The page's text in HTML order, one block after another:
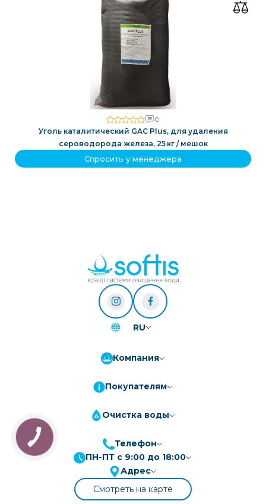
0
Уголь каталитический GAC Plus, для удаления
сероводорода железа, 25 кг / мешок
Спросить у менеджера
RU
Компания
Покупателям
Очистка воды
Телефон
ПН-ПТ с 9:00 до 18:00
Адрес
Смотреть на карте
КНОПКА
ЗВ'ЯЗКУ